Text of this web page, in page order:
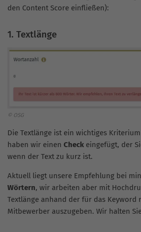
den Content Score einfließen):
1. Textlänge
© OSG
Die Textlänge ist ein wichtiges Kriterium
haben wir einen Check eingefügt, der
wenn der Text zu kurz ist.
Aktuell liegt unsere Empfehlung bei
Wörtern, wir arbeiten aber mit
Textlänge anhand der für das Keyword
Mitbewerber auszugeben. Wir halten